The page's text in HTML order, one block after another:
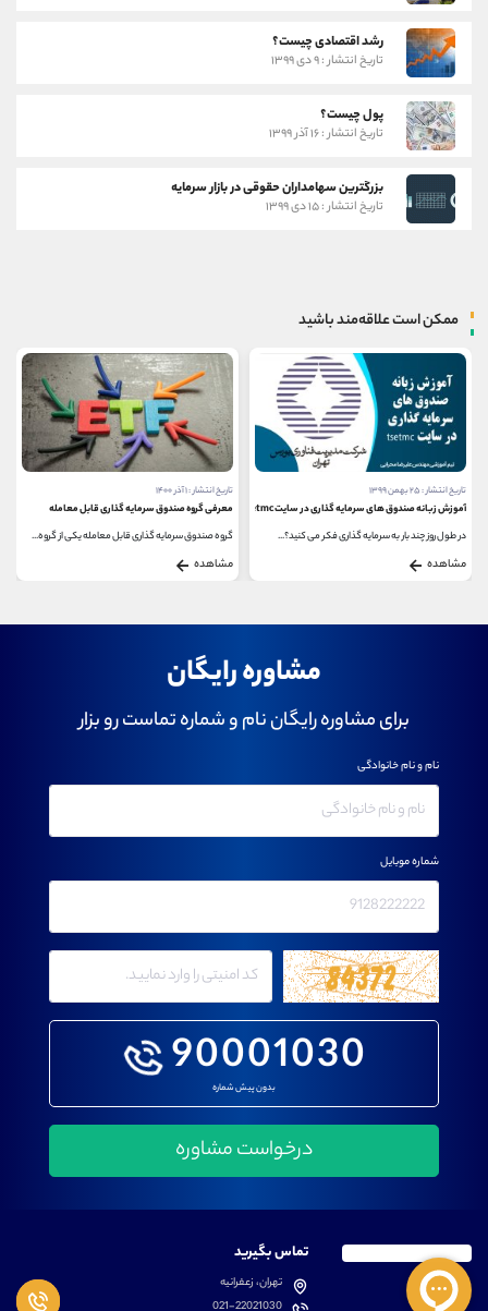
رشد اقتصادی چیست؟
تاریخ انتشار : ۹ دی ۱۳۹۹
پول چیست؟
تاریخ انتشار : ۱۶ آذر ۱۳۹۹
بزرگترین سهامداران حقوقی در بازار سرمایه
تاریخ انتشار : ۱۵ دی ۱۳۹۹
ممکن است علاقه‌مند باشید
شود؟
تاریخ انتشار : ۲۵ بهمن ۱۳۹۹
آموزش زبانه صندوق های سرمایه گذاری در سایت tsetmc
در طول روز چند بار به سرمایه گذاری فکر می کنید؟...
مشاهده
تاریخ انتشار : ۱ آذر ۱۴۰۰
معرفی گروه صندوق سرمایه گذاری قابل معامله
گروه صندوق سرمایه گذاری قابل معامله یکی از گروه...
مشاهده
مشاوره رایگان
برای مشاوره رایگان نام و شماره تماست رو بزار
90001030
بدون پیش شماره
نام و نام خانوادگی
شماره موبایل
تماس بگیرید
تهران، زعفرانیه